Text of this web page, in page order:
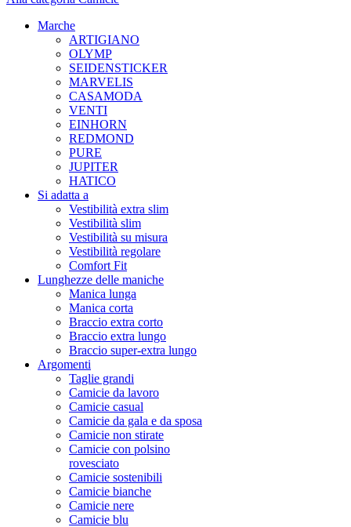
Marche
ARTIGIANO
OLYMP
SEIDENSTICKER
MARVELIS
CASAMODA
VENTI
EINHORN
REDMOND
PURE
JUPITER
HATICO
Si adatta a
Vestibilità extra slim
Vestibilità slim
Vestibilità su misura
Vestibilità regolare
Comfort Fit
Lunghezze delle maniche
Manica lunga
Manica corta
Braccio extra corto
Braccio extra lungo
Braccio super-extra lungo
Argomenti
Taglie grandi
Camicie da lavoro
Camicie casual
Camicie da gala e da sposa
Camicie non stirate
Camicie con polsino
rovesciato
Camicie sostenibili
Camicie bianche
Camicie nere
Camicie blu